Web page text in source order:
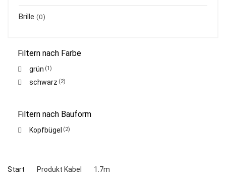
Brille (0)
Filtern nach Farbe
grün (1)
schwarz (2)
Filtern nach Bauform
Kopfbügel (2)
Start Produkt Kabel 1.7m